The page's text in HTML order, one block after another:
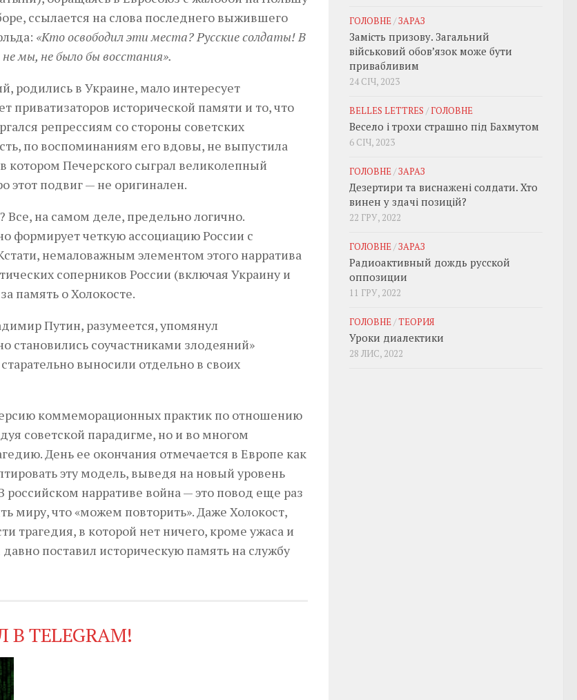
ссылается на слова последнего выжившего
«Кто освободил эти места? Русские солдаты! В
мы, не было бы восстания».
родились в Украине, мало интересует
приватизаторов исторической памяти и то, что
репрессиям со стороны советских
по воспоминаниям его вдовы, не выпустила
котором Печерского сыграл великолепный
этот подвиг — не оригинален.
на самом деле, предельно логично.
формирует четкую ассоциацию России с
немаловажным элементом этого нарратива
соперников России (включая Украину и
память о Холокосте.
Путин, разумеется, упомянул
становились соучастниками злодеяний»
выносили отдельно в своих
коммеморационных практик по отношению
советской парадигме, но и во многом
День ее окончания отмечается в Европе как
эту модель, выведя на новый уровень
нарративе война — это повод еще раз
миру, что «можем повторить». Даже Холокост,
трагедия, в которой нет ничего, кроме ужаса и
поставил историческую память на службу
TELEGRAM!
ГОЛОВНЕ/ЗАРАЗ
Замість призову. Загальний
військовий обовʼязок може бути
привабливим
24 СІЧ, 2023
BELLES LETTRES /ГОЛОВНЕ
Весело і трохи страшно під Бахмутом
6 СІЧ, 2023
ГОЛОВНЕ/ЗАРАЗ
Дезертири та виснажені солдати. Хто
винен у здачі позицій?
22 ГРУ, 2022
ГОЛОВНЕ/ЗАРАЗ
Радиоактивный дождь русской
оппозиции
11 ГРУ, 2022
ГОЛОВНЕ/ТЕОРИЯ
Уроки диалектики
28 ЛИС, 2022